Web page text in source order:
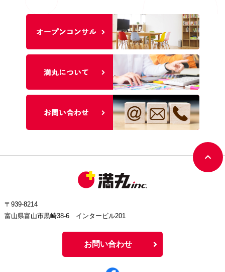
〒939-8214
富山県富山市黒崎38-6 インタービル201
お問い合わせ